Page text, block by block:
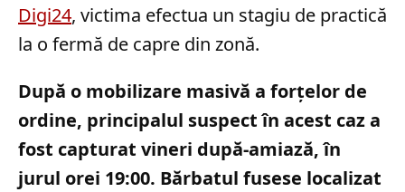
Digi24, victima efectua un stagiu de practică
la o fermă de capre din zonă.
După o mobilizare masivă a forțelor de
ordine, principalul suspect în acest caz a
fost capturat vineri după-amiază, în
jurul orei 19:00. Bărbatul fusese localizat